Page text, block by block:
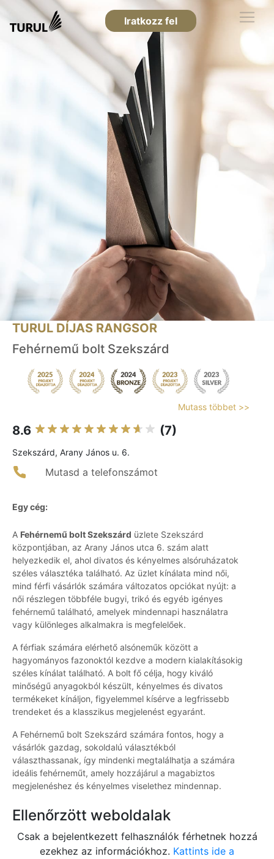
Iratkozz fel
TURUL DÍJAS RANGSOR
Fehérnemű bolt Szekszárd
Mutass többet >>
8.6 (7)
Szekszárd, Arany János u. 6.
Mutasd a telefonszámot
Egy cég:
A Fehérnemű bolt Szekszárd üzlete Szekszárd
központjában, az Arany János utca 6. szám alatt
helyezkedik el, ahol divatos és kényelmes alsóruházatok
széles választéka található. Az üzlet kínálata mind női,
mind férfi vásárlók számára változatos opciókat nyújt: a
női részlegen többféle bugyi, trikó és egyéb igényes
fehérnemű található, amelyek mindennapi használatra
vagy különleges alkalmakra is megfelelőek.
A férfiak számára elérhető alsóneműk között a
hagyományos fazonoktól kezdve a modern kialakításokig
széles kínálat található. A bolt fő célja, hogy kiváló
minőségű anyagokból készült, kényelmes és divatos
termékeket kínáljon, figyelemmel kísérve a legfrissebb
trendeket és a klasszikus megjelenést egyaránt.
A Fehérnemű bolt Szekszárd számára fontos, hogy a
vásárlók gazdag, sokoldalú választékból
választhassanak, így mindenki megtalálhatja a számára
ideális fehérneműt, amely hozzájárul a magabiztos
megjelenéshez és kényelmes viselethez mindennap.
Ellenőrzött weboldalak
Csak a bejelentkezett felhasználók férhetnek hozzá
ezekhez az információkhoz. Kattints ide a